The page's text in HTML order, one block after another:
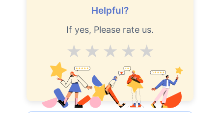
Helpful?
If yes, Please rate us.
Excellent
V.Good
Good
Average